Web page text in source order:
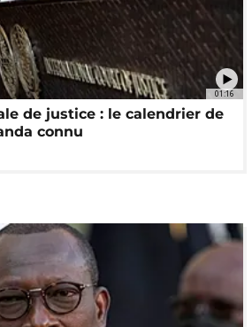
01:16
de justice : le calendrier de
connu